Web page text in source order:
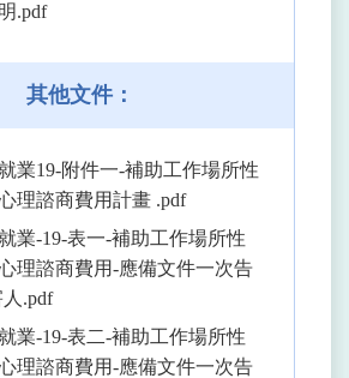
.pdf
其他文件：
業19-附件一-補助工作場所性
理諮商費用計畫 .pdf
業-19-表一-補助工作場所性
理諮商費用-應備文件一次告
.pdf
業-19-表二-補助工作場所性
理諮商費用-應備文件一次告